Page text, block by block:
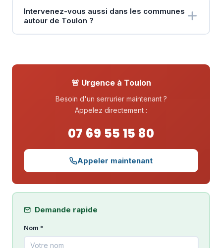
Intervenez-vous aussi dans les communes
autour de Toulon ?
🚨 Urgence à Toulon
Besoin d'un serrurier maintenant ?
Appelez directement :
07 69 55 15 80
Appeler maintenant
Demande rapide
Nom *